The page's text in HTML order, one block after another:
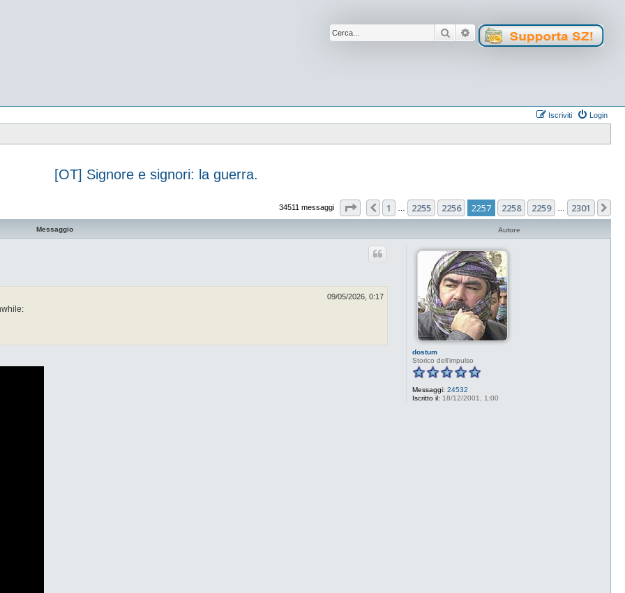
Cerca Ricerca avanzata
Login
Iscriviti
[OT] Signore e signori: la guerra.
34511 messaggi Pagina di2301
Precedente
1 2255 2256 2257 2258 2259 2301
Messaggio Autore
dostum
Storico dell'impulso
Messaggi: 24532
Iscritto il: 18/12/2001, 1:00
09/05/2026, 0:17